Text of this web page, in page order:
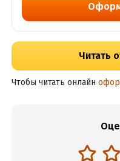
Читать
Чтобы читать онлайн